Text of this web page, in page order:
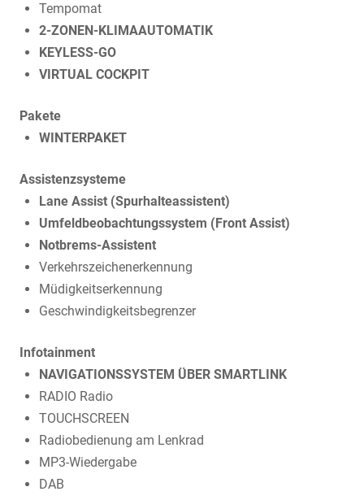
Tempomat
2-ZONEN-KLIMAAUTOMATIK
KEYLESS-GO
VIRTUAL COCKPIT
Pakete
WINTERPAKET
Assistenzsysteme
Lane Assist (Spurhalteassistent)
Umfeldbeobachtungssystem (Front Assist)
Notbrems-Assistent
Verkehrszeichenerkennung
Müdigkeitserkennung
Geschwindigkeitsbegrenzer
Infotainment
NAVIGATIONSSYSTEM ÜBER SMARTLINK
RADIO Radio
TOUCHSCREEN
Radiobedienung am Lenkrad
MP3-Wiedergabe
DAB